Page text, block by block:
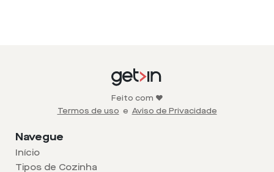
Feito com ❤️
Termos de uso e Aviso de Privacidade
Navegue
Início
Tipos de Cozinha